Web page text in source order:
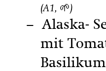
(A1, 🌱)
Alaska-
mit